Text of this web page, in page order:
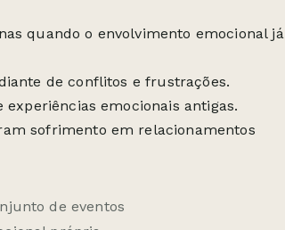
quando o envolvimento emocional já
de conflitos e frustrações.
emocionais antigas.
sofrimento em relacionamentos
de eventos